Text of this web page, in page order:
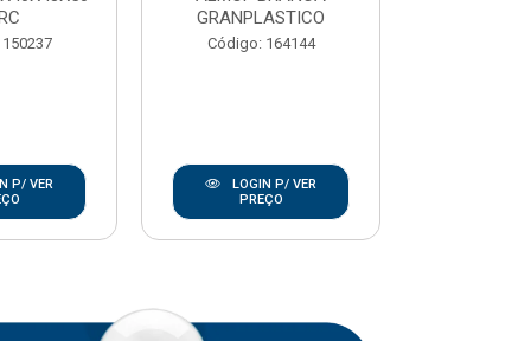
P/ VER
GRANPLASTICO
Código: 164144
LOGIN P/ VER
PREÇO